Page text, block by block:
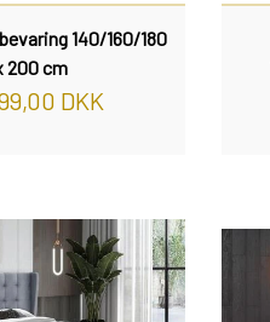
140/160/180
200 cm
DKK